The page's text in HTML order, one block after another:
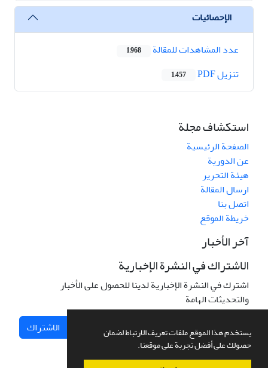
يستخدم هذا الموقع ملفات تعريف الارتباط لضمان
حصولك على أفضل تجربة على موقعنا.
الإحصائيات
عدد المشاهدات للمقالة
1,968
تنزیل PDF 1,457
استكشاف مجلة
الصفحة الرئيسية
عن الدورية
هيئة التحرير
ارسال المقالة
اتصل بنا
خريطة الموقع
آخر الأخبار
الاشتراك في النشرة الإخبارية
اشترك في النشرة الإخبارية لدينا للحصول على الأخبار
والتحديثات الهامة
الاشتراك